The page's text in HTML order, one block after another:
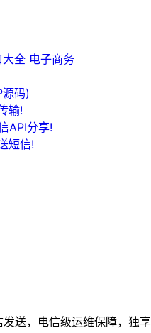
大全 电子商务
码)
输!
API分享!
短信!
送，电信级运维保障，独享